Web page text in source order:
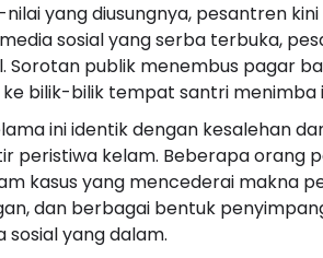
yang diusungnya, pesantren
sosial yang serba terbuka,
Sorotan publik menembus pagar
bilik-bilik tempat santri menimba
ini identik dengan kesalehan
peristiwa kelam. Beberapa orang
kasus yang mencederai makna
dan berbagai bentuk
yang dalam.